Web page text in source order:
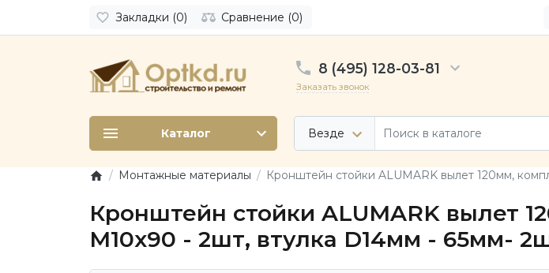
Закладки (0) Сравнение (0)
8 (495) 128-03-81
Заказать звонок
Везде
Каталог
Монтажные материалы Кронштейн стойки ALUMARK вылет 120мм,
Кронштейн стойки ALUMARK вылет
М10x90 - 2шт, втулка D14мм - 65мм-